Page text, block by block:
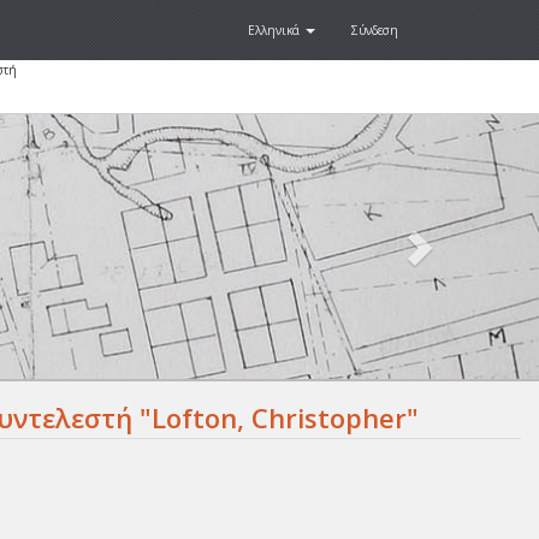
Ελληνικά Σύνδεση
Next
"Lofton, Christopher"